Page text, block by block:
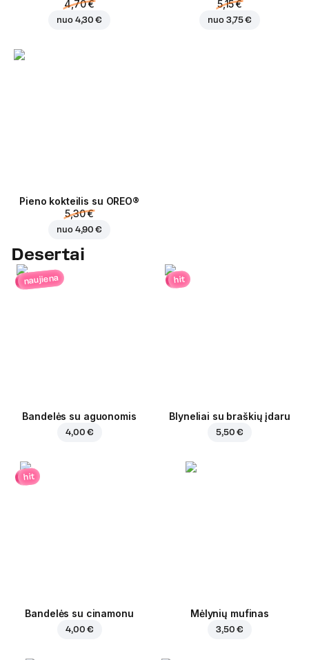
4,70 €
nuo 4,30 €
5,15 €
nuo 3,75 €
Pieno kokteilis su OREO®
5,30 €
nuo 4,90 €
Desertai
naujiena
Bandelės su aguonomis
4,00 €
hit
Blyneliai su braškių įdaru
5,50 €
hit
Bandelės su cinamonu
4,00 €
Mėlynių mufinas
3,50 €